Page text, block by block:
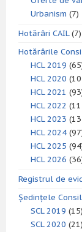
Urbanism (7)
Hotărâri CAIL(7)
Hotărârile
HCL 2019
HCL 2020
HCL 2021
HCL 2022
HCL 2023
HCL 2024
HCL 2025
HCL 2026
Registrul de
Ședințele
SCL 2019 (15)
SCL 2020 (21)